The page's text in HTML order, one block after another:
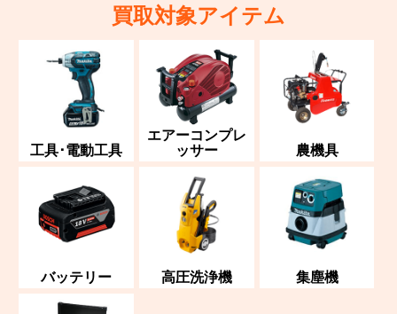
買取対象アイテム
工具･電動工具
エアーコンプレ
ッサー 農機具
バッテリー 高圧洗浄機 集塵機